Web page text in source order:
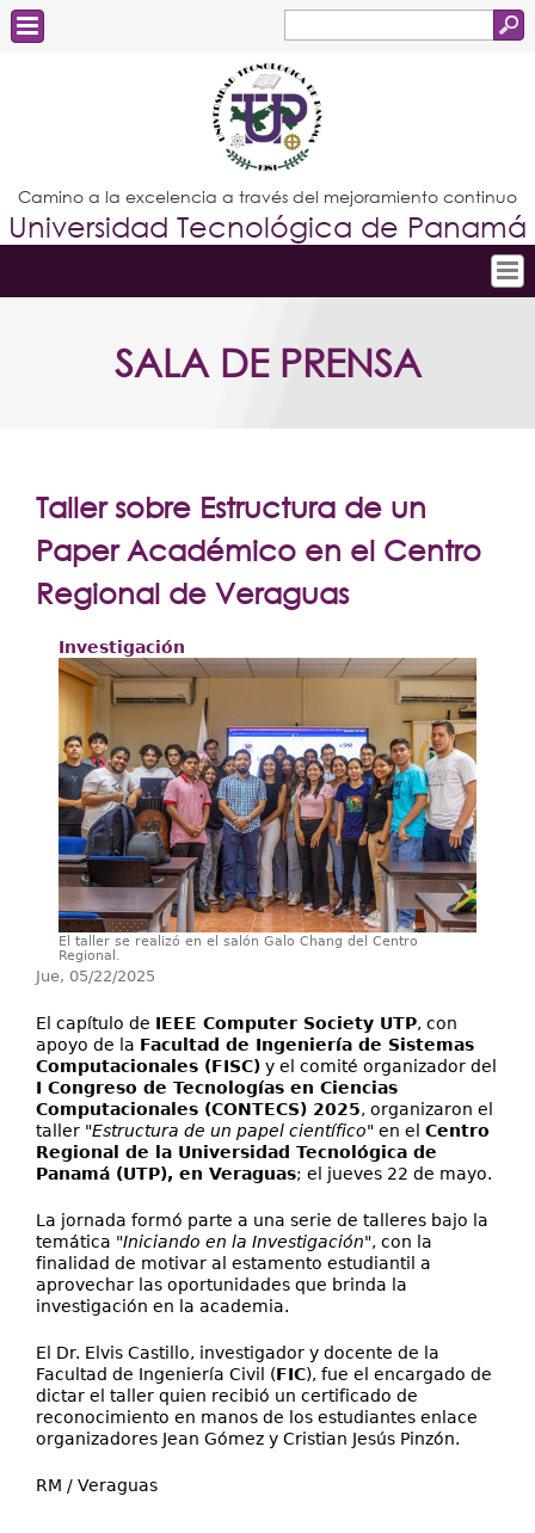
de
búsqueda
Estudiantes
Docentes
Administrativos
Graduados
Camino a la excelencia a través del mejoramiento continuo
Universidad Tecnológica de Panamá
Conoce la UTP
Postgrados
Extensión
Facultades
Servicios
Transparencia
SALA DE PRENSA
Taller sobre Estructura de un
Paper Académico en el Centro
Regional de Veraguas
Investigación
El taller se realizó en el salón Galo Chang del Centro
Regional.
Jue, 05/22/2025
El capítulo de IEEE Computer Society UTP, con
apoyo de la Facultad de Ingeniería de Sistemas
Computacionales (FISC) y el comité organizador del
I Congreso de Tecnologías en Ciencias
Computacionales (CONTECS) 2025, organizaron el
taller "Estructura de un papel científico" en el Centro
Regional de la Universidad Tecnológica de
Panamá (UTP), en Veraguas; el jueves 22 de mayo.
La jornada formó parte a una serie de talleres bajo la
temática "Iniciando en la Investigación", con la
finalidad de motivar al estamento estudiantil a
aprovechar las oportunidades que brinda la
investigación en la academia.
El Dr. Elvis Castillo, investigador y docente de la
Facultad de Ingeniería Civil (FIC), fue el encargado de
dictar el taller quien recibió un certificado de
reconocimiento en manos de los estudiantes enlace
organizadores Jean Gómez y Cristian Jesús Pinzón.
RM / Veraguas